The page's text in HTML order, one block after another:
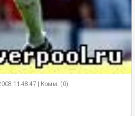
11:48:47 | Комм. (0)